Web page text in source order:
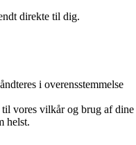
direkte til dig.
i overensstemmelse
vores vilkår og brug af dine
helst.